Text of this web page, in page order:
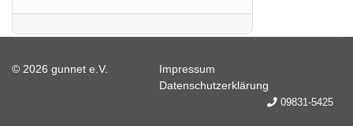
© 2026 gunnet e.V.
Impressum
Datenschutzerklärung
09831-5425